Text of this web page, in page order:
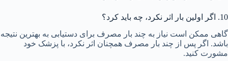
10. اگر اولین بار اثر نکرد، چه باید کرد؟
گاهی ممکن است نیاز به چند بار مصرف برای دستیابی به بهترین نتیجه
باشد. اگر پس از چند بار مصرف همچنان اثر نکرد، با پزشک خود
مشورت کنید.